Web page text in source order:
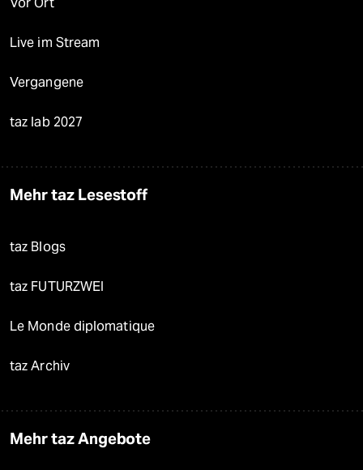
Live im Stream
Vergangene
taz lab 2027
Mehr taz Lesestoff
taz Blogs
taz FUTURZWEI
Le Monde diplomatique
taz Archiv
Mehr taz Angebote